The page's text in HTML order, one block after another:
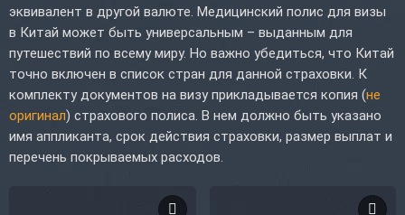
эквивалент в другой валюте. Медицинский полис для визы
в Китай может быть универсальным – выданным для
путешествий по всему миру. Но важно убедиться, что Китай
точно включен в список стран для данной страховки. К
комплекту документов на визу прикладывается копия (не
оригинал) страхового полиса. В нем должно быть указано
имя аппликанта, срок действия страховки, размер выплат и
перечень покрываемых расходов.